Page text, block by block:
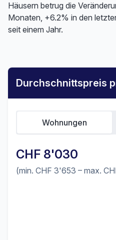
Häusern betrug die
Monaten, +6.2% in den
seit einem Jahr.
Durchschnittspreis
CHF 8'030
(min. CHF 3'653 – max.
Wohnungen